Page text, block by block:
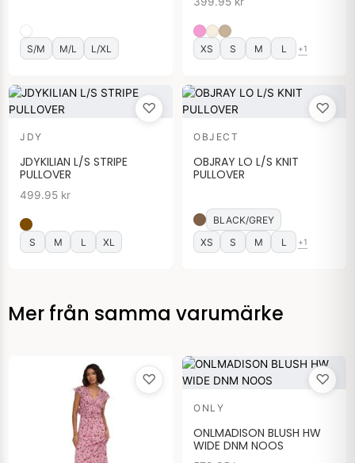
S/M M/L L/XL XS S M L +1
♡
JDY
JDYKILIAN L/S STRIPE
PULLOVER
499.95 kr
S M L XL
♡
OBJECT
OBJRAY LO L/S KNIT
PULLOVER
BLACK/GREY
XS
S M L +1
Mer från samma varumärke
♡ ♡
ONLY
ONLMADISON BLUSH HW
WIDE DNM NOOS